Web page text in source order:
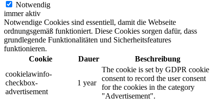
Notwendig
immer aktiv
Notwendige Cookies sind essentiell, damit die Webseite
ordnungsgemäß funktioniert. Diese Cookies sorgen dafür, dass
grundlegende Funktionalitäten und Sicherheitsfeatures
funktionieren.
Cookie
Dauer
Beschreibung
cookielawinfo-
checkbox-
advertisement
1 year
The cookie is set by GDPR cookie
consent to record the user consent
for the cookies in the category
"Advertisement".